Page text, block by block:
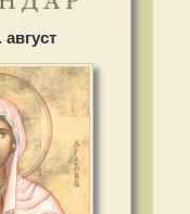
август